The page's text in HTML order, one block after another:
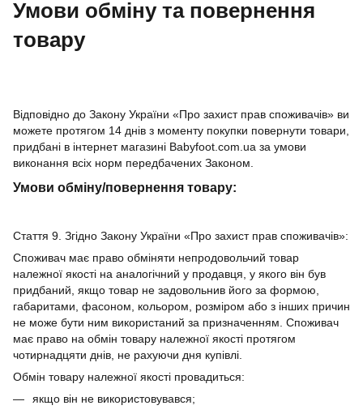
Умови обміну та повернення
товару
Відповідно до Закону України «Про захист прав споживачів» ви
можете протягом 14 днів з моменту покупки повернути товари,
придбані в інтернет магазині Babyfoot.com.ua за умови
виконання всіх норм передбачених Законом.
Умови обміну/повернення товару:
Стаття 9. Згідно Закону України «Про захист прав споживачів»:
Споживач має право обміняти непродовольчий товар
належної якості на аналогічний у продавця, у якого він був
придбаний, якщо товар не задовольнив його за формою,
габаритами, фасоном, кольором, розміром або з інших причин
не може бути ним використаний за призначенням. Споживач
має право на обмін товару належної якості протягом
чотирнадцяти днів, не рахуючи дня купівлі.
Обмін товару належної якості провадиться:
якщо він не використовувався;